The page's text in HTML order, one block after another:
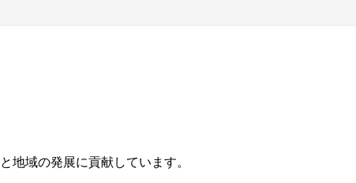
域の発展に貢献しています。